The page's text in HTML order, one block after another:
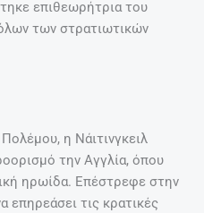
επιθεωρήτρια του
των στρατιωτικών
η Νάιτινγκειλ
την Αγγλία, όπου
ηρωίδα. Επέστρεφε στην
επηρεάσει τις κρατικές